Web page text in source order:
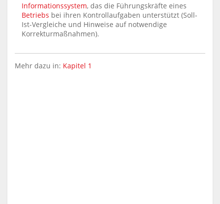
Informationssystem, das die Führungskräfte eines
Betriebs bei ihren Kontrollaufgaben unterstützt (Soll-
Ist-Vergleiche und Hinweise auf notwendige
Korrekturmaßnahmen).
Mehr dazu in: Kapitel 1